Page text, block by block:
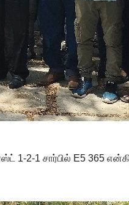
1-2-1 சார்பில் E5 365